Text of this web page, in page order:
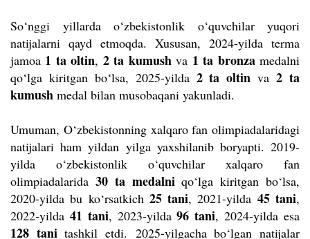
So‘nggi yillarda o‘zbekistonlik o‘quvchilar yuqori
natijalarni qayd etmoqda. Xususan, 2024-yilda terma
jamoa 1 ta oltin, 2 ta kumushva 1 ta bronzamedalni
qo‘lga kiritgan bo‘lsa, 2025-yilda 2 ta oltin va2 ta
kumush medal bilan musobaqani yakunladi.
Umuman, O‘zbekistonning xalqaro fan olimpiadalaridagi
natijalari ham yildan yilga yaxshilanib boryapti. 2019-
yilda o‘zbekistonlik o‘quvchilar xalqaro fan
olimpiadalarida 30 ta medalniqo‘lga kiritgan bo‘lsa,
2020-yilda bu ko‘rsatkich 25 tani, 2021-yilda 45 tani,
2022-yilda 41 tani, 2023-yilda96 tani, 2024-yilda esa
128 tanitashkil etdi. 2025-yilgacha bo‘lgan natijalar